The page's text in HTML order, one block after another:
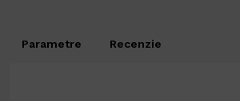
Parametre Recenzie